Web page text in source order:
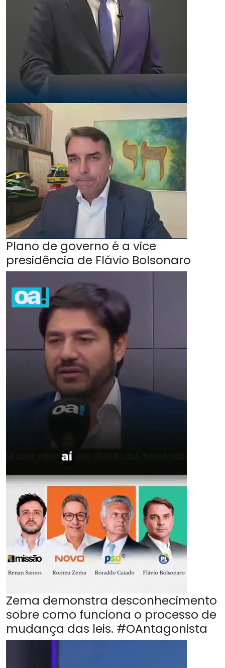
Plano de governo é a vice
presidência de Flávio Bolsonaro
Zema demonstra desconhecimento
sobre como funciona o processo de
mudança das leis. #OAntagonista